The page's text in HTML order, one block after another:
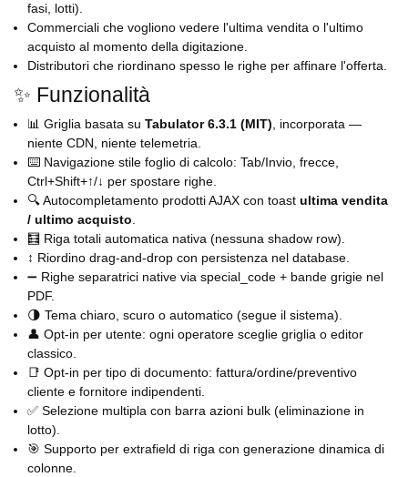
fasi, lotti).
Commerciali che vogliono vedere l'ultima vendita o l'ultimo
acquisto al momento della digitazione.
Distributori che riordinano spesso le righe per affinare l'offerta.
✨ Funzionalità
📊 Griglia basata su Tabulator 6.3.1 (MIT), incorporata —
niente CDN, niente telemetria.
⌨️ Navigazione stile foglio di calcolo: Tab/Invio, frecce,
Ctrl+Shift+↑/↓ per spostare righe.
🔍 Autocompletamento prodotti AJAX con toast ultima vendita
/ ultimo acquisto.
🧮 Riga totali automatica nativa (nessuna shadow row).
↕️ Riordino drag-and-drop con persistenza nel database.
➖ Righe separatrici native via special_code + bande grigie nel
PDF.
🌗 Tema chiaro, scuro o automatico (segue il sistema).
👤 Opt-in per utente: ogni operatore sceglie griglia o editor
classico.
📑 Opt-in per tipo di documento: fattura/ordine/preventivo
cliente e fornitore indipendenti.
✅ Selezione multipla con barra azioni bulk (eliminazione in
lotto).
🎯 Supporto per extrafield di riga con generazione dinamica di
colonne.